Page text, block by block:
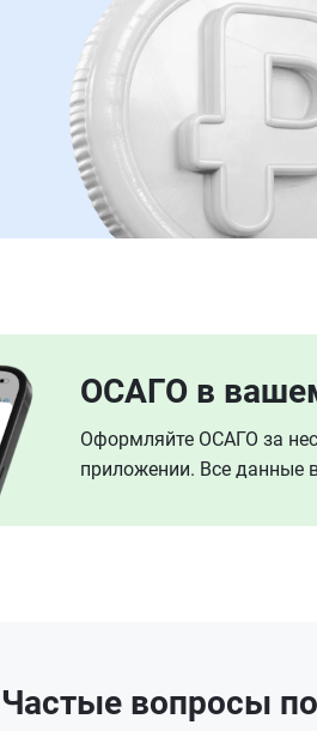
ОСАГО в
Оформляйте ОСАГО за
приложении. Все данные
Частые вопросы